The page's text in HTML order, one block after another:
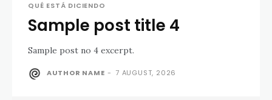
QUÉ ESTÁ DICIENDO
Sample post title 4
Sample post no 4 excerpt.
AUTHOR NAME - 7 AUGUST, 2026